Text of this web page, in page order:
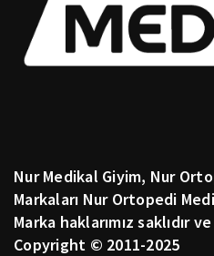
Nur Medikal Giyim, Nur
Markaları Nur Ortopedi
Marka haklarımız saklıdır
Copyright © 2011-2025